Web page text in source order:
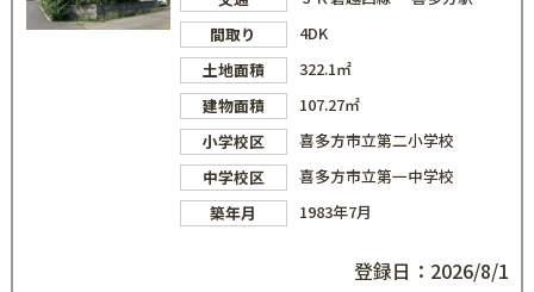
間取り
4DK
土地面積
322.1㎡
建物面積
107.27㎡
小学校区
喜多方市立第二小学校
中学校区
喜多方市立第一中学校
築年月
1983年7月
登録日：2026/8/1